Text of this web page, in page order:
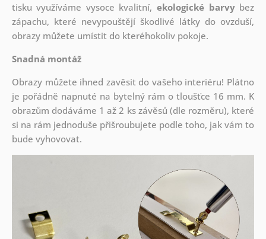
tisku využíváme vysoce kvalitní,ekologické barvybez
zápachu, které nevypouštějí škodlivé látky do ovzduší,
obrazy můžete umístit do kteréhokoliv pokoje.
Snadná montáž
Obrazy můžete ihned zavěsit do vašeho interiéru! Plátno
je pořádně napnuté na bytelný rám o tloušťce 16 mm. K
obrazům dodáváme 1 až 2 ks závěsů (dle rozměru), které
si na rám jednoduše přišroubujete podle toho, jak vám to
bude vyhovovat.